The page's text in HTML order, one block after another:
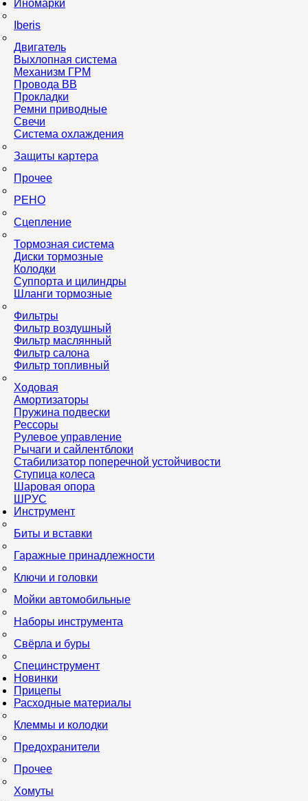
Иномарки
Iberis
Двигатель
Выхлопная система
Механизм ГРМ
Провода ВВ
Прокладки
Ремни приводные
Свечи
Система охлаждения
Защиты картера
Прочее
РЕНО
Сцепление
Тормозная система
Диски тормозные
Колодки
Суппорта и цилиндры
Шланги тормозные
Фильтры
Фильтр воздушный
Фильтр маслянный
Фильтр салона
Фильтр топливный
Ходовая
Амортизаторы
Пружина подвески
Рессоры
Рулевое управление
Рычаги и сайлентблоки
Стабилизатор поперечной устойчивости
Ступица колеса
Шаровая опора
ШРУС
Инструмент
Биты и вставки
Гаражные принадлежности
Ключи и головки
Мойки автомобильные
Наборы инструмента
Свёрла и буры
Специнструмент
Новинки
Прицепы
Расходные материалы
Клеммы и колодки
Предохранители
Прочее
Хомуты